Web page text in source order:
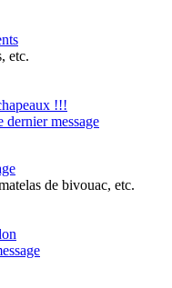
etc.
!!!
dernier message
de bivouac, etc.